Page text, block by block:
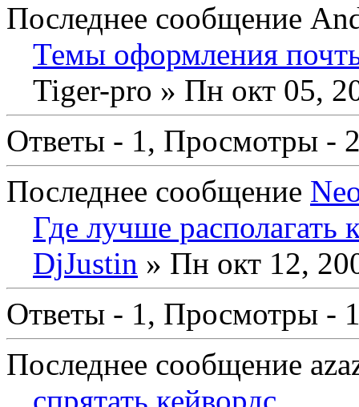
Последнее сообщение
Темы оформления
Tiger-pro » Пн окт 05,
Ответы - 1, Просмотры -
Последнее сообщение
Где лучше располагать
DjJustin » Пн окт 12,
Ответы - 1, Просмотры -
Последнее сообщение